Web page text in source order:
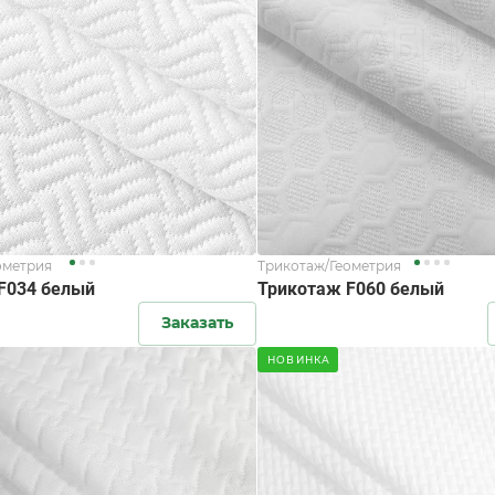
белый
Заказать
Трикотаж/Геометрия
Трикотаж F060 белый
НОВИНКА